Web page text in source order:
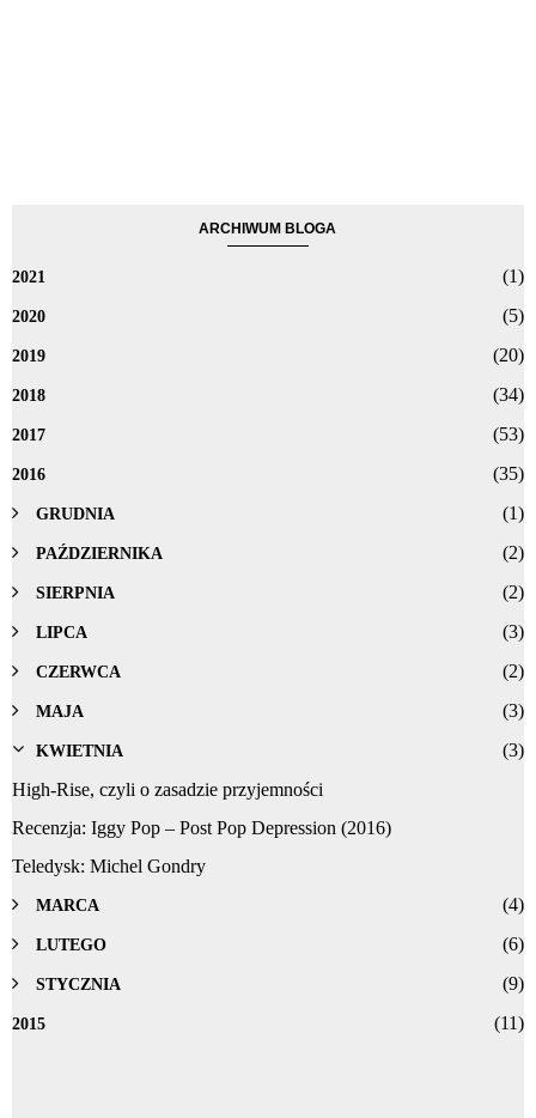
ARCHIWUM BLOGA
2021 (1)
2020 (5)
2019 (20)
2018 (34)
2017 (53)
2016 (35)
GRUDNIA (1)
PAŹDZIERNIKA (2)
SIERPNIA (2)
LIPCA (3)
CZERWCA (2)
MAJA (3)
KWIETNIA
(3)
High-Rise, czyli o zasadzie przyjemności
Recenzja: Iggy Pop – Post Pop Depression (2016)
Teledysk: Michel Gondry
MARCA (4)
LUTEGO (6)
STYCZNIA (9)
2015 (11)